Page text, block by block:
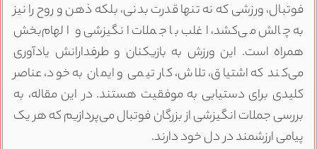
فوتبال، ورزشی که نه تنها قدرت بدنی، بلکه ذهن و روح را نیز
به چالش می‌کشد، اغلب با جملات انگیزشی و الهام‌بخش
همراه است. این ورزش به بازیکنان و طرفدارانش یادآوری
می‌کند که اشتیاق، تلاش، کار تیمی و ایمان به خود، عناصر
کلیدی برای دستیابی به موفقیت هستند. در این مقاله، به
بررسی جملات انگیزشی از بزرگان فوتبال می‌پردازیم که هر یک
پیامی ارزشمند در دل خود دارند.